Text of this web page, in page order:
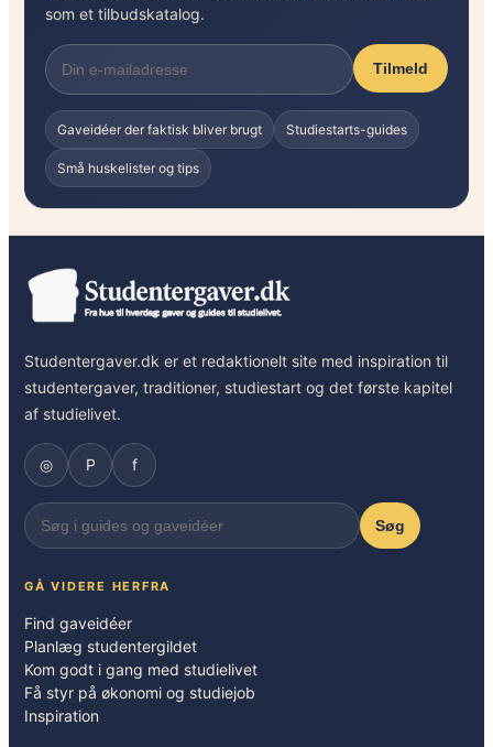
som et tilbudskatalog.
Tilmeld
Gaveidéer der faktisk bliver brugt Studiestarts-guides
Små huskelister og tips
Studentergaver.dk er et redaktionelt site med inspiration til
studentergaver, traditioner, studiestart og det første kapitel
af studielivet.
◎ P f
Søg
GÅ VIDERE HERFRA
Find gaveidéer
Planlæg studentergildet
Kom godt i gang med studielivet
Få styr på økonomi og studiejob
Inspiration